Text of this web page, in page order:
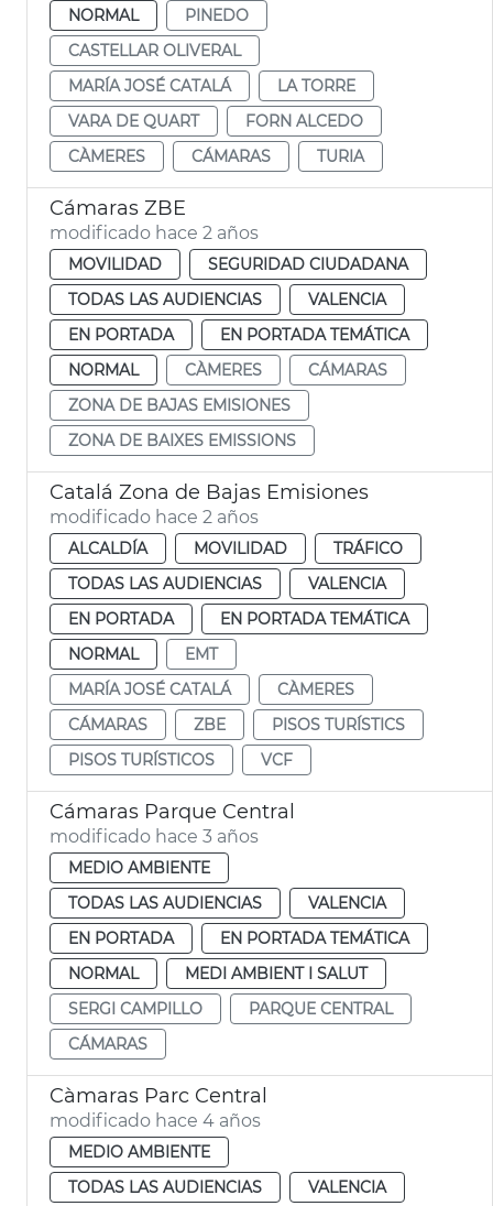
NORMAL
PINEDO
CASTELLAR OLIVERAL
MARÍA JOSÉ CATALÁ
LA TORRE
VARA DE QUART
FORN ALCEDO
CÀMERES
CÁMARAS TURIA
Cámaras ZBE
modificado hace 2 años
MOVILIDAD
SEGURIDAD CIUDADANA
TODAS LAS AUDIENCIAS
VALENCIA
EN PORTADA
EN PORTADA TEMÁTICA
NORMAL
CÀMERES
CÁMARAS
ZONA DE BAJAS EMISIONES
ZONA DE BAIXES EMISSIONS
Catalá Zona de Bajas Emisiones
modificado hace 2 años
ALCALDÍA MOVILIDAD
TRÁFICO
TODAS LAS AUDIENCIAS
VALENCIA
EN PORTADA
EN PORTADA TEMÁTICA
NORMAL
EMT
MARÍA JOSÉ CATALÁ
CÀMERES
CÁMARAS
ZBE
PISOS TURÍSTICS
PISOS TURÍSTICOS
VCF
Cámaras Parque Central
modificado hace 3 años
MEDIO AMBIENTE
TODAS LAS AUDIENCIAS
VALENCIA
EN PORTADA
EN PORTADA TEMÁTICA
NORMAL
MEDI AMBIENT I SALUT
SERGI CAMPILLO
PARQUE CENTRAL
CÁMARAS
Càmaras Parc Central
modificado hace 4 años
MEDIO AMBIENTE
TODAS LAS AUDIENCIAS
VALENCIA